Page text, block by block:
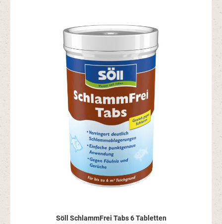
Söll SchlammFrei Tabs 6 Tabletten